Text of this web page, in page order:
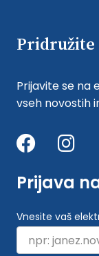
Pridružite
Prijavite se na
vseh novostih
Prijava
Vnesite vaš